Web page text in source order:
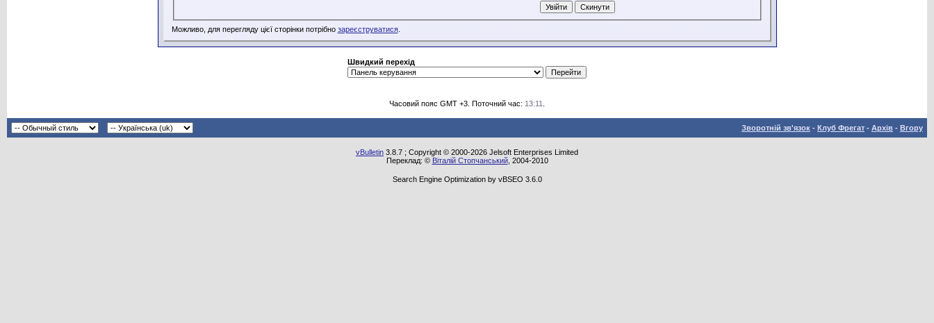
Можливо, для перегляду цієї сторінки потрібно зареєструватися.
Швидкий перехід
Часовий пояс GMT +3. Поточний час: 13:11
Зворотній зв'язок - Клуб Фрегат - Архів - Вгору
vBulletin 3.8.7 ; Copyright © 2000-2026 Jelsoft Enterprises Limited
Переклад: © Віталій Стопчанський, 2004-2010
Search Engine Optimization by vBSEO 3.6.0